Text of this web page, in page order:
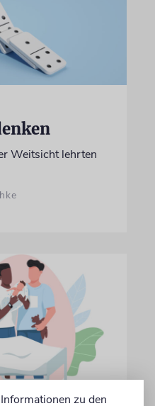
Weitsicht lehrten
zu den